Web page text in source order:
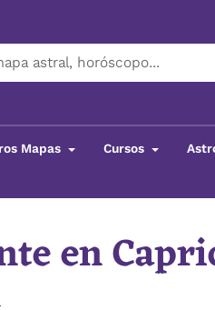
Mapas Cursos
en